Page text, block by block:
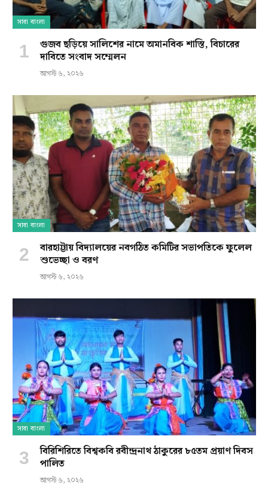
সারা বাংলা
গুজব ছড়িয়ে সালিশের নামে অমানবিক শাস্তি, বিচারের
দাবিতে সংবাদ সম্মেলন
আগস্ট ৬, ২০২৬
সারা বাংলা
বারহাট্টায় বিদ্যালয়ের নবগঠিত কমিটির সভাপতিকে ফুলেল
শুভেচ্ছা ও বরণ
আগস্ট ৬, ২০২৬
সারা বাংলা
বিরিশিরিতে বিশ্বকবি রবীন্দ্রনাথ ঠাকুরের ৮৫তম প্রয়াণ দিবস
পালিত
আগস্ট ৬, ২০২৬